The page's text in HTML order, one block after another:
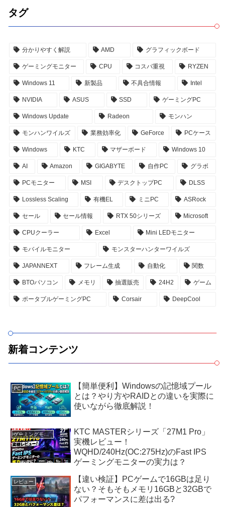
タグ
分かりやすく解説 AMD グラフィックボード
ゲーミングモニター CPU コスパ重視 RYZEN
Windows 11 新製品 不具合情報 Intel
NVIDIA ASUS SSD ゲーミングPC
Windows Update Radeon モンハン
モンハンワイルズ 業務効率化 GeForce PCケース
Windows KTC マザーボード Windows 10
AI Amazon GIGABYTE 自作PC グラボ
PCモニター MSI デスクトップPC DLSS
Lossless Scaling 有機EL ミニPC ASRock
セール セール情報 RTX 50シリーズ Microsoft
CPUクーラー Excel Mini LEDモニター
モバイルモニター モンスターハンターワイルズ
JAPANNEXT フレーム生成 自動化 関数
BTOパソコン メモリ 抽選販売 24H2 ゲーム
ポータブルゲーミングPC Corsair DeepCool
新着コンテンツ
PC
【簡単便利】Windowsの記憶域プール
とは？やり方やRAIDとの違いを実際に
使いながら徹底解説！
ゲーミングモニター
KTC MASTERシリーズ「27M1 Pro」
実機レビュー！
WQHD/240Hz(OC:275Hz)のFast IPS
ゲーミングモニターの実力は？
レビュー
【違い検証】PCゲームで16GBは足り
ない？そもそもメモリ16GBと32GBで
パフォーマンスに差は出る?